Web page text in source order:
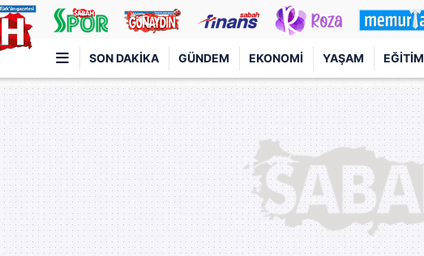
SON DAKIKA GÜNDEM EKONOMI YAŞAM EĞITIM
en iyi haber sitesi